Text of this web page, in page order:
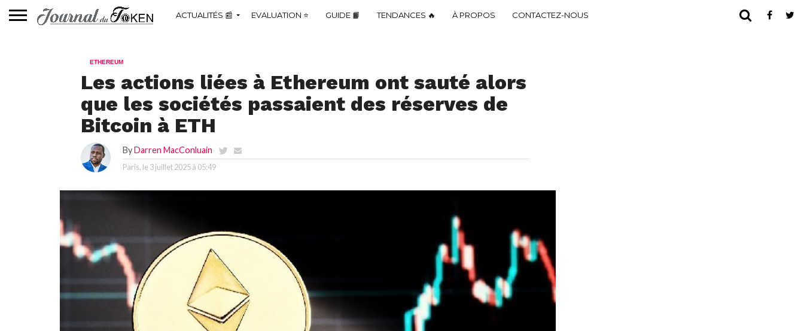
ACTUALITÉS 📰 EVALUATION ⭐ GUIDE 📙 TENDANCES 🔥 À PROPOS CONTACTEZ-NOUS
ETHEREUM
Les actions liées à Ethereum ont sauté alors
que les sociétés passaient des réserves de
Bitcoin à ETH
ByDarren MacConluain
Paris, le 3 juillet 2025 à 05:49